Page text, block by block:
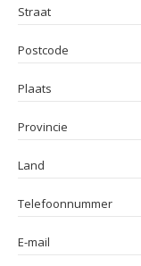
Straat
Postcode
Plaats
Provincie
Land
Telefoonnummer
E-mail